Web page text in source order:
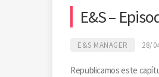
E&S –
E&S MANAGER 28/
Republicamos este